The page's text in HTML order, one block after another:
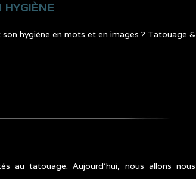
HYGIÈNE
hygiène en mots et en images ? Tatouage &
au tatouage. Aujourd’hui, nous allons nous